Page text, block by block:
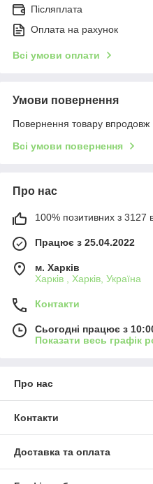
Післяплата
Оплата на рахунок
Всі умови оплати
Умови повернення
Повернення товару впродовж
Всі умови повернення
Про нас
100% позитивних з 3127
Працює з 25.04.2022
м. Харків
Харків , Харків, Україна
Контакти
Сьогодні працює з
Показати весь графік
Про нас
Контакти
Доставка та оплата